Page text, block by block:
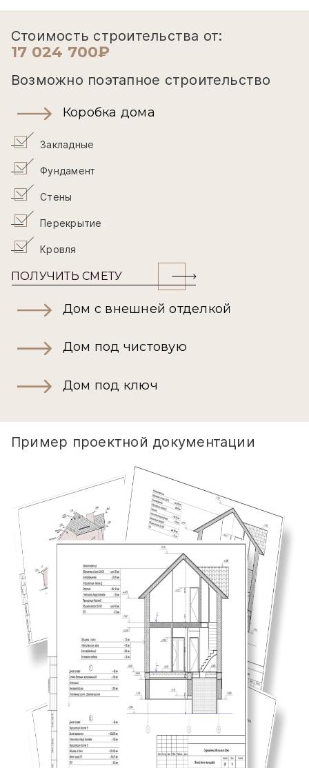
Стоимость строительства от:
17 024 700₽
Возможно поэтапное строительство
Коробка дома
Закладные
Фундамент
Стены
Перекрытие
Кровля
ПОЛУЧИТЬ СМЕТУ
Дом с внешней отделкой
Дом под чистовую
Дом под ключ
Пример проектной документации